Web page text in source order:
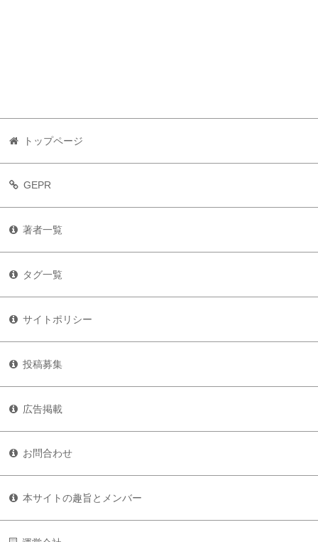
トップページ
GEPR
著者一覧
タグ一覧
サイトポリシー
投稿募集
広告掲載
お問合わせ
本サイトの趣旨とメンバー